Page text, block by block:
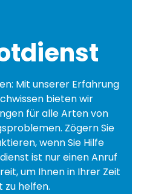
Mit unserer Erfahrung
bieten wir
für alle Arten von
Zögern Sie
wenn Sie Hilfe
ist nur einen Anruf
um Ihnen in Ihrer Zeit
zu helfen.